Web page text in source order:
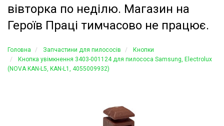
вівторка по неділю. Магазин на
Героїв Праці тимчасово не працює.
Головна Запчастини для пилососів
Кнопки
Кнопка увімкнення 3403-001124 для пилососа Samsung, Electrolux
(NOVA KAN-L5, KAN-L1, 4055009932)